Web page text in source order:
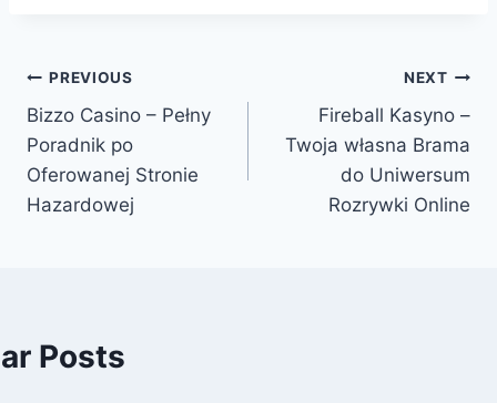
PREVIOUS
Bizzo Casino – Pełny
Poradnik po
Oferowanej Stronie
Hazardowej
NEXT
Fireball Kasyno –
Twoja własna Brama
do Uniwersum
Rozrywki Online
Posts